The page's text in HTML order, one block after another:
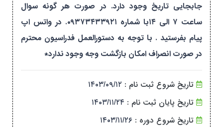
جابجایی تاریخ وجود دارد. در صورت هر گونه سوال
ساعت ۷ الی ۱۴با شماره ۰۹۳۷۳۴۳۳۹۲۱. در واتس اپ
پیام بفرستید . با توجه به دستورالعمل فدراسیون محترم
در صورت انصراف امکان بازگشت وجه وجود ندارد*
تاریخ شروع ثبت نام : ۱۴۰۳/۰۹/۱۲
تاریخ پایان ثبت نام : ۱۴۰۳/۱۱/۲۴
تاریخ شروع دوره : ۱۴۰۳/۱۱/۲۶